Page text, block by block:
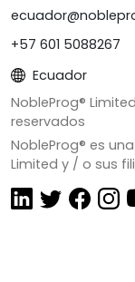
+57 601 5088267
Ecuador
NobleProg®
reservados
NobleProg® es
Limited y / o sus